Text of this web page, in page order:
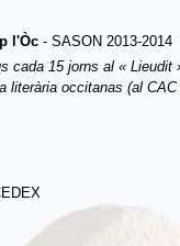
l'Òc - SASON 2013-2014
cada 15 jorns al « Lieudit
literària occitanas (al